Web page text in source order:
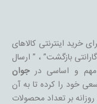
خرید اینترنتی کالاهای
بازگشت” ، ” ارسال
مهم و اساسی درجوان
خود را کرده تا به آن
بر تعداد محصولات